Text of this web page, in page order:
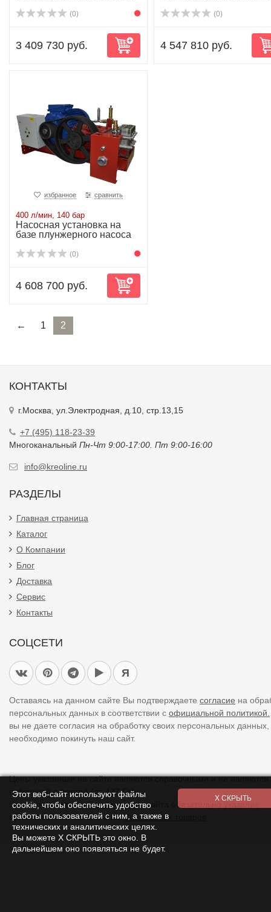
(0)
3 409 730 руб.
(0)
4 547 810 руб.
избранное сравнить
400 л/мин, 140 бар
Насосная установка на
базе плунжерного насоса
(0)
4 608 700 руб.
← 1 2
КОНТАКТЫ
г.Москва, ул.Электродная, д.10, стр.13,15
+7 (495) 118-23-39
Многоканальный Пн-Чт 9:00-17:00. Пт 9:00-16:00
info@kreoline.ru
РАЗДЕЛЫ
Главная страница
Каталог
О Компании
Блог
Доставка
Сервис
Контакты
СОЦСЕТИ
Я
Оставаясь на данном сайте Вы подтверждаете согласие на
персональных данных в соответствии с официальной политикой.
вы не даете согласия на обработку своих персональных
необходимо покинуть наш сайт.
Цены указанные на сайте являются справочными и не являются
публичной офертой (ст. 437 ГК).
При использованииматериаловс сайта обязательно указание
прямой ссылки на источник.Список всех товаров
Этот веб-сайт используют файлы
cookie, чтобы обеспечить удобство
работы пользователей с ним, а также в
технических и аналитических целях.
Вы можете Х СКРЫТЬ это окно. В
дальнейшем оно появляться не будет.